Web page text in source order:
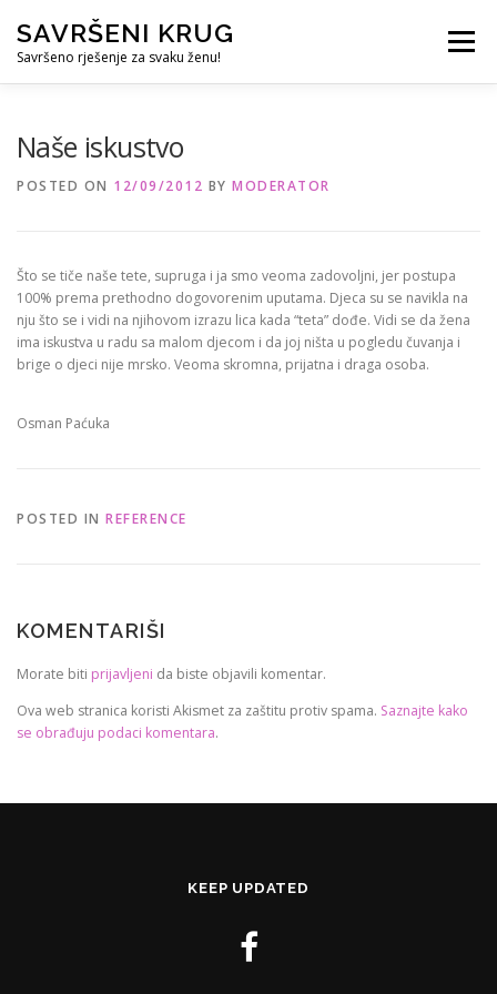
content
SAVRŠENI KRUG
Savršeno rješenje za svaku ženu!
Menu
Naše iskustvo
POSTED ON 12/09/2012 BY MODERATOR
Što se tiče naše tete, supruga i ja smo veoma zadovoljni, jer postupa
100% prema prethodno dogovorenim uputama. Djeca su se navikla na
nju što se i vidi na njihovom izrazu lica kada “teta” dođe. Vidi se da žena
ima iskustva u radu sa malom djecom i da joj ništa u pogledu čuvanja i
brige o djeci nije mrsko. Veoma skromna, prijatna i draga osoba.
Osman Paćuka
POSTED IN REFERENCE
KOMENTARIŠI
Morate biti prijavljeni da biste objavili komentar.
Ova web stranica koristi Akismet za zaštitu protiv spama. Saznajte kako
se obrađuju podaci komentara.
KEEP UPDATED